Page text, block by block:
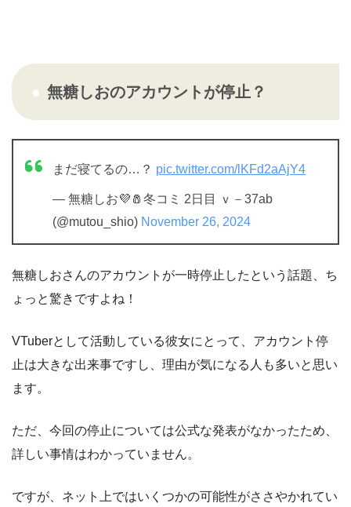
無糖しおのアカウントが停止？
まだ寝てるの…？ pic.twitter.com/lKFd2aAjY4
— 無糖しお💜🧂冬コミ 2日目 ｖ－37ab
(@mutou_shio) November 26, 2024
無糖しおさんのアカウントが一時停止したという話題、ち
ょっと驚きですよね！
VTuberとして活動している彼女にとって、アカウント停
止は大きな出来事ですし、理由が気になる人も多いと思い
ます。
ただ、今回の停止については公式な発表がなかったため、
詳しい事情はわかっていません。
ですが、ネット上ではいくつかの可能性がささやかれてい